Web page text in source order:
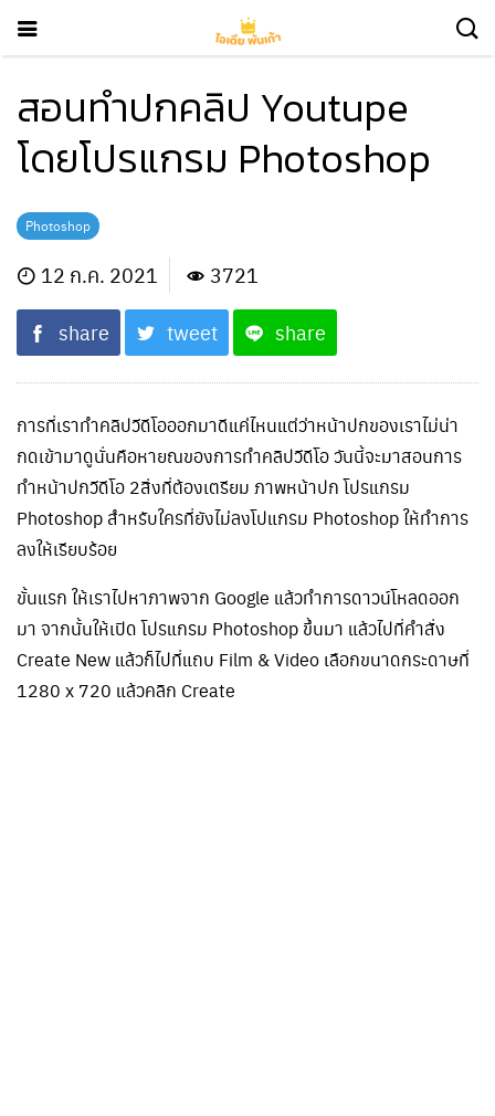
สอนทำปกคลิป Youtupe
โดยโปรแกรม Photoshop
Photoshop
12 ก.ค. 2021 3721
share tweet share
การที่เราทำคลิปวีดีโอออกมาดีแค่ไหนแต่ว่าหน้าปกของเราไม่น่า
กดเข้ามาดูนั่นคือหายณของการทำคลิปวีดีโอ วันนี้จะมาสอนการ
ทำหน้าปกวีดีโอ 2สิ่งที่ต้องเตรียม ภาพหน้าปก โปรแกรม
Photoshop สำหรับใครที่ยังไม่ลงโปแกรม Photoshop ให้ทำการ
ลงให้เรียบร้อย
ขั้นแรก ให้เราไปหาภาพจาก Google แล้วทำการดาวน์โหลดออก
มา จากนั้นให้เปิด โปรแกรม Photoshop ขึ้นมา แล้วไปที่คำสั่ง
Create New แล้วก็ไปที่แถบ Film & Video เลือกขนาดกระดาษที่
1280 x 720 แล้วคลิก Create